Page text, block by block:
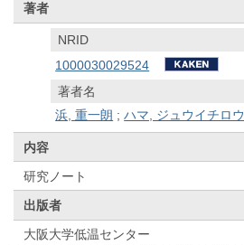
著者
NRID
1000030029524
著者名
浜, 重一朗 ;ハマ, ジュウイチロウ
内容
研究ノート
出版者
大阪大学低温センター